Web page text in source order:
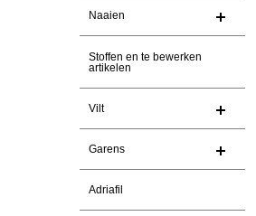
Naaien
Stoffen en te bewerken
artikelen
Vilt
Garens
Adriafil
Christel Vanderlinden